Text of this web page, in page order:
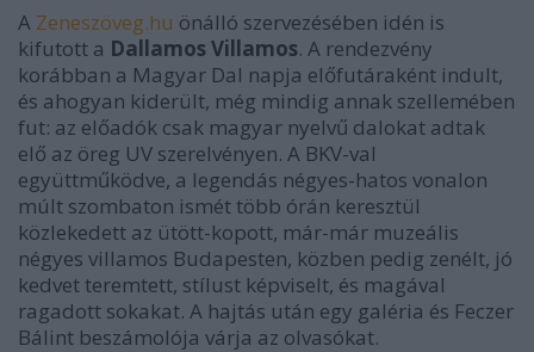
A Zeneszöveg.hu önálló szervezésében idén is
kifutott a Dallamos Villamos. A rendezvény
korábban a Magyar Dal napja előfutáraként indult,
és ahogyan kiderült, még mindig annak szellemében
fut: az előadók csak magyar nyelvű dalokat adtak
elő az öreg UV szerelvényen. A BKV-val
együttműködve, a legendás négyes-hatos vonalon
múlt szombaton ismét több órán keresztül
közlekedett az ütött-kopott, már-már muzeális
négyes villamos Budapesten, közben pedig zenélt, jó
kedvet teremtett, stílust képviselt, és magával
ragadott sokakat. A hajtás után egy galéria és Feczer
Bálint beszámolója várja az olvasókat.